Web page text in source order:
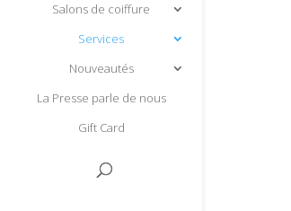
Salons de coiffure
Services
Nouveautés
La Presse parle de nous
Gift Card